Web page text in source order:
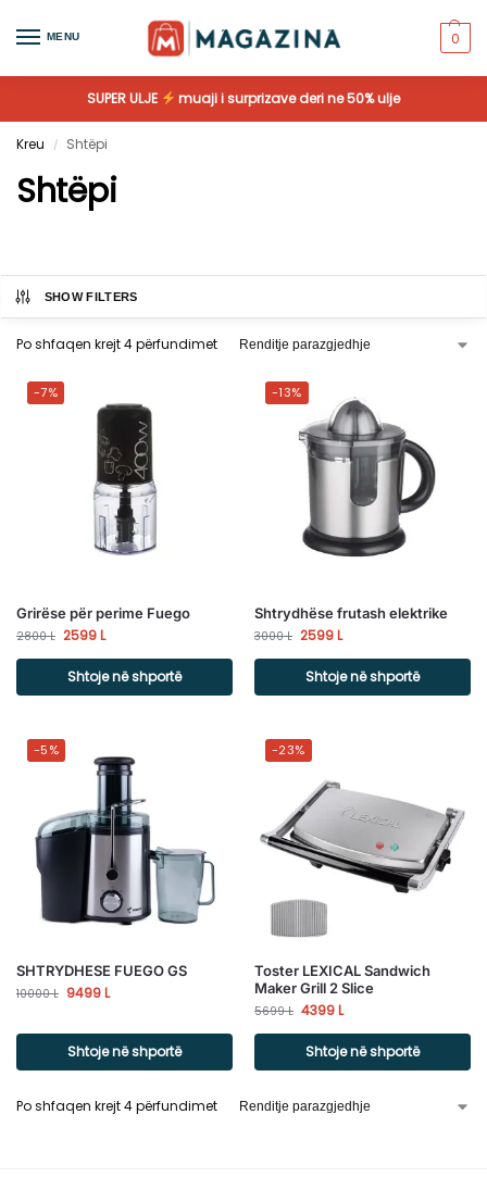
MENU 0
SUPER ULJE muaji i surprizave deri ne 50% ulje
Kreu / Shtëpi
Shtëpi
SHOW FILTERS
Po shfaqen krejt 4 përfundimet
-7%
Grirëse për perime Fuego
2800L 2599L
Shtoje në shportë
-13%
Shtrydhëse frutash elektrike
3000L 2599L
Shtoje në shportë
-5%
SHTRYDHESE FUEGO GS
10000L 9499L
Shtoje në shportë
-23%
Toster LEXICAL Sandwich
Maker Grill 2 Slice
5699L 4399L
Shtoje në shportë
Po shfaqen krejt 4 përfundimet